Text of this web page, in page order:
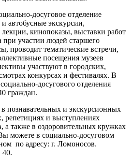
досуговое отделение
автобусные экскурсии,
кинопоказы, выставки работ
при участии людей старшего
проводит тематические встречи,
посещения музеев
участвуют в городских,
конкурсах и фестивалях. В
досугового отделения
граждан.
и экскурсионных
репетициях и выступлениях
а также в оздоровительных кружках
можете в социально-досуговом
по адресу: г. Ломоносов.
40.